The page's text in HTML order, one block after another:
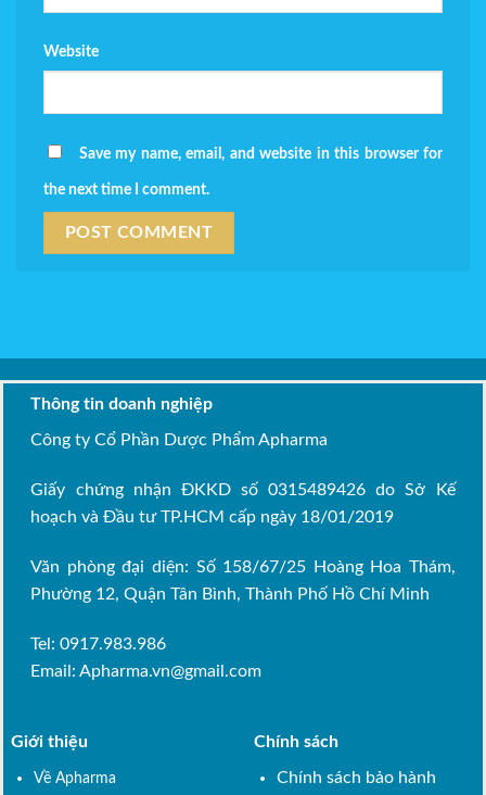
Website
Save my name, email, and website in this browser for
the next time I comment.
Thông tin doanh nghiệp
Công ty Cổ Phần Dược Phẩm Apharma
Giấy chứng nhận ĐKKD số 0315489426 do Sở Kế
hoạch và Đầu tư TP.HCM cấp ngày 18/01/2019
Văn phòng đại diện: Số 158/67/25 Hoàng Hoa Thám,
Phường 12, Quận Tân Bình, Thành Phố Hồ Chí Minh
Tel: 0917.983.986
Email:Apharma.vn@gmail.com
Giới thiệu
Về Apharma
Chính sách
Chính sách bảo hành